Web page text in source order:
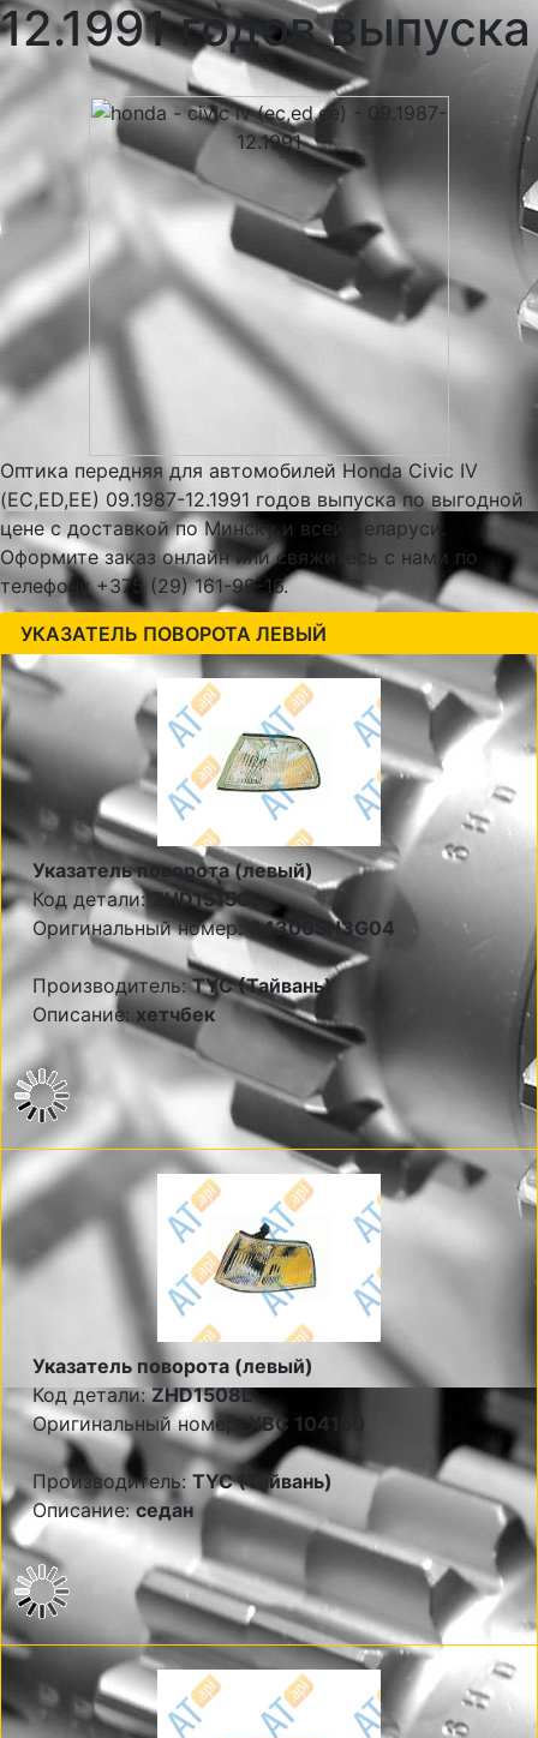
12.1991 годов выпуска
Оптика передняя для автомобилей Honda Civic IV
(EC,ED,EE) 09.1987-12.1991 годов выпуска по выгодной
цене с доставкой по Минску и всей Беларуси.
Оформите заказ онлайн или свяжитесь с нами по
телефону +375 (29) 161-99-16.
УКАЗАТЕЛЬ ПОВОРОТА ЛЕВЫЙ
Указатель поворота (левый)
Код детали: ZHD1515CL
Оригинальный номер: 34300SH3G04
Производитель:TYC (Тайвань)
Описание: хетчбек
Указатель поворота (левый)
Код детали:ZHD1508L
Оригинальный номер:XBC 104150
Производитель: TYC (Тайвань)
Описание:седан